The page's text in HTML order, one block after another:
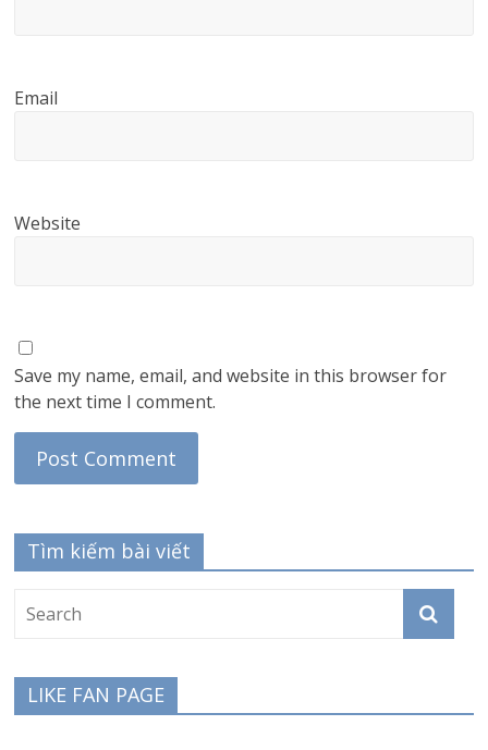
Email
Website
Save my name, email, and website in this browser for
the next time I comment.
Tìm kiếm bài viết
LIKE FAN PAGE